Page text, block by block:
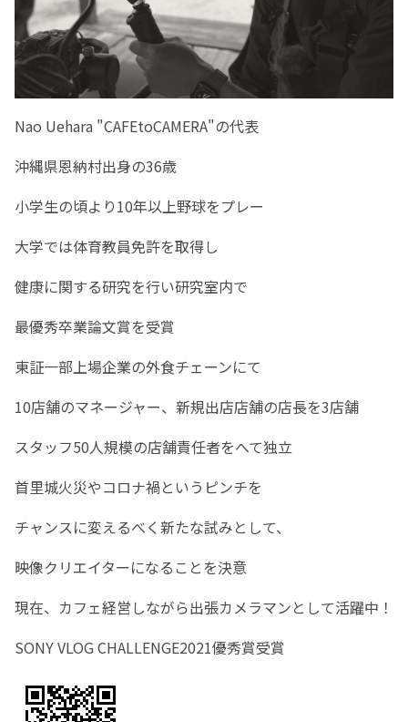
Nao Uehara "CAFEtoCAMERA"の代表
沖縄県恩納村出身の36歳
小学生の頃より10年以上野球をプレー
大学では体育教員免許を取得し
健康に関する研究を行い研究室内で
最優秀卒業論文賞を受賞
東証一部上場企業の外食チェーンにて
10店舗のマネージャー、新規出店店舗の店長を3店舗
スタッフ50人規模の店舗責任者をへて独立
首里城火災やコロナ禍というピンチを
チャンスに変えるべく新たな試みとして、
映像クリエイターになることを決意
現在、カフェ経営しながら出張カメラマンとして活躍中！
SONY VLOG CHALLENGE2021優秀賞受賞